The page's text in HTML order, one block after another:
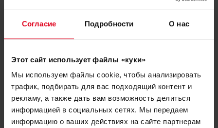
Согласие Подробности О нас
Этот сайт использует файлы «куки»
Мы используем файлы cookie, чтобы анализировать
трафик, подбирать для вас подходящий контент и
рекламу, а также дать вам возможность делиться
информацией в социальных сетях. Мы передаем
информацию о ваших действиях на сайте партнерам
Техническая
документация
Нужна помощь с GZ102?